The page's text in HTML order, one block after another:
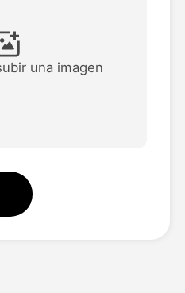
las plantillas
una imagen